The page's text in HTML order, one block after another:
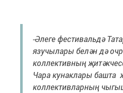
-Әлеге фестивальдә
язучылары белән дә
коллективның
Чара кунаклары башта
коллективларның